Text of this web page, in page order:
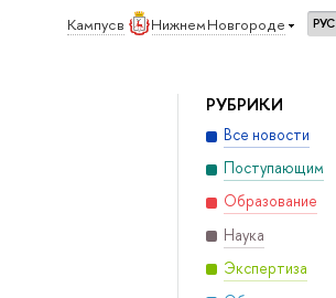
Кампус в Нижнем Новгороде РУС
РУБРИКИ
Все новости
Поступающим
Образование
Наука
Экспертиза